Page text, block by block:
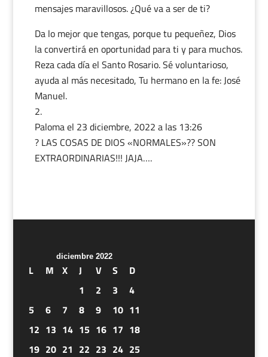
mensajes maravillosos. ¿Qué va a ser de ti?
Da lo mejor que tengas, porque tu pequeñez, Dios
la convertirá en oportunidad para ti y para muchos.
Reza cada día el Santo Rosario. Sé voluntarioso,
ayuda al más necesitado, Tu hermano en la fe: José
Manuel.
Paloma️️️el 23 diciembre, 2022 a las 13:26
? LAS COSAS DE DIOS «NORMALES»?? SON
EXTRAORDINARIAS!!! JAJA….
diciembre 2022
L M X J V S
D
1
2 3
4
5
6 7 8 9 10 11
12 13 14 15 16 17 18
19 20 21 22 23 24 25